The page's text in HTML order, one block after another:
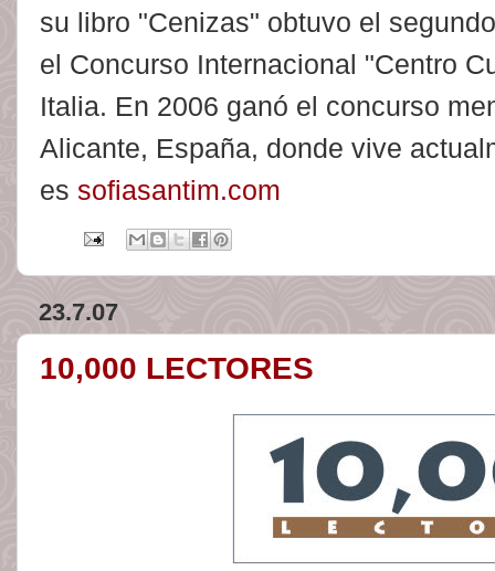
su libro "Cenizas" obtuvo el
el Concurso Internacional "Centro
Italia. En 2006 ganó el concurso
Alicante, España, donde vive
es sofiasantim.com
23.7.07
10,000 LECTORES